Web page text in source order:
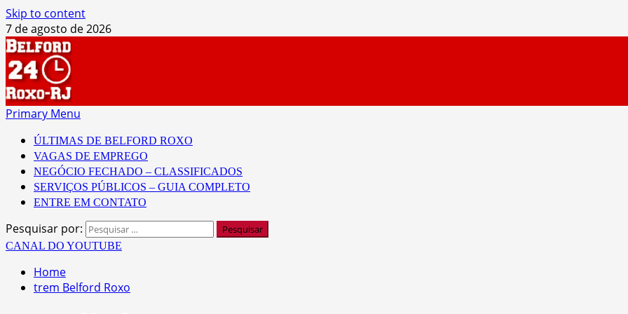
Skip to content
7 de agosto de 2026
Primary Menu
ÚLTIMAS DE BELFORD ROXO
VAGAS DE EMPREGO
NEGÓCIO FECHADO – CLASSIFICADOS
SERVIÇOS PÚBLICOS – GUIA COMPLETO
ENTRE EM CONTATO
Pesquisar por:
CANAL DO YOUTUBE
Home
trem Belford Roxo